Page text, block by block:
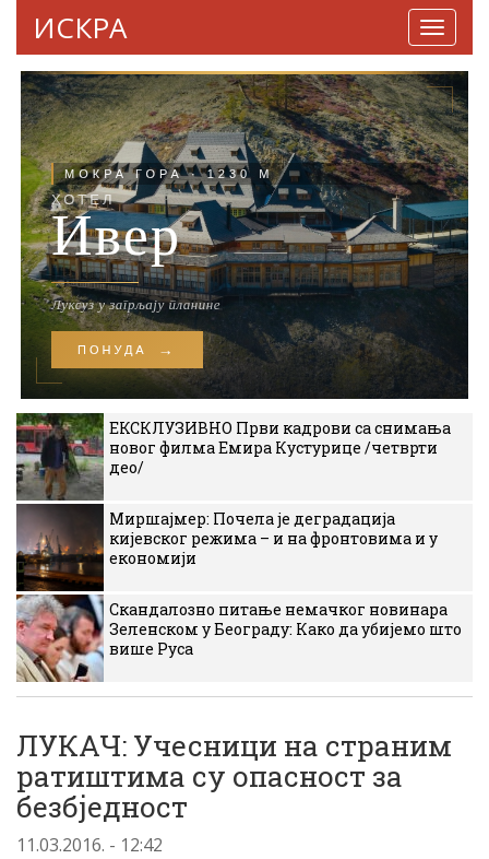
ИСКРА
ЕКСКЛУЗИВНО Први кадрови са снимања
новог филма Емира Кустурице /четврти
део/
Миршајмер: Почела је деградација
кијевског режима – и на фронтовима и у
економији
Скандалозно питање немачког новинара
Зеленском у Београду: Како да убијемо што
више Руса
ЛУКАЧ: Учесници на страним
ратиштима су опасност за
безбједност
11.03.2016. - 12:42